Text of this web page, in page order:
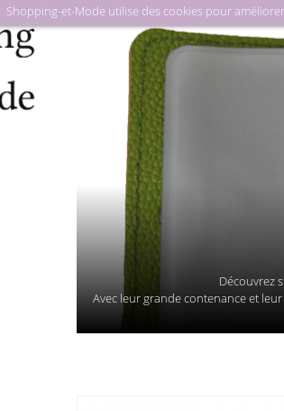
Shopping-et-Mode utilise des cookies pour
Découvrez
Avec leur grande contenance et